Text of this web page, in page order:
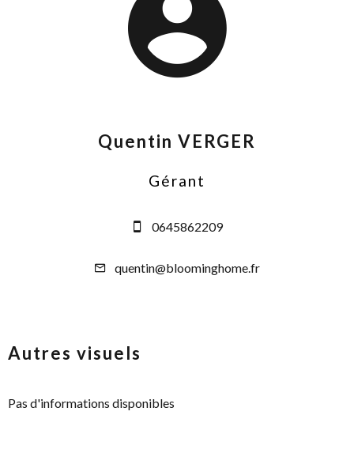
Quentin VERGER
Gérant
0645862209
quentin@bloominghome.fr
Autres visuels
Pas d'informations disponibles